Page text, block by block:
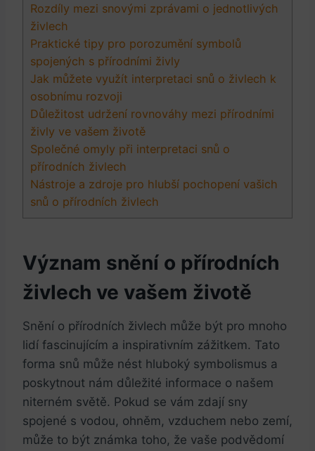
Rozdíly mezi snovými zprávami o jednotlivých
živlech
Praktické tipy pro porozumění symbolů
spojených s přírodními živly
Jak můžete využít interpretaci snů o živlech k
osobnímu rozvoji
Důležitost udržení rovnováhy mezi přírodními
živly ve vašem životě
Společné omyly při interpretaci snů o
přírodních živlech
Nástroje a zdroje pro hlubší pochopení vašich
snů o přírodních živlech
Význam snění o přírodních
živlech ve vašem životě
Snění o přírodních živlech může být pro mnoho
lidí fascinujícím a inspirativním zážitkem. Tato
forma snů může nést hluboký symbolismus a
poskytnout nám důležité informace o našem
niterném světě. Pokud se vám zdají sny
spojené s vodou, ohněm, vzduchem nebo zemí,
může to být známka toho, že vaše podvědomí